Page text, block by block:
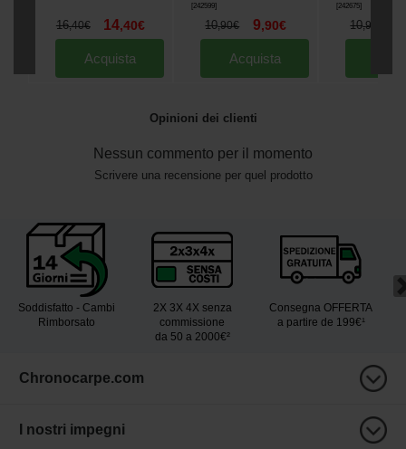
16,40€ 14,40€
Acquista
[242599]
10,90€ 9,90€
Acquista
[242675]
10,90
Opinioni dei clienti
Nessun commento per il momento
Scrivere una recensione per quel prodotto
Soddisfatto - Cambi
Rimborsato
2X 3X 4X senza
commissione
da 50 a 2000€²
Consegna OFFERTA
a partire de 199€¹
Chronocarpe.com
I nostri impegni